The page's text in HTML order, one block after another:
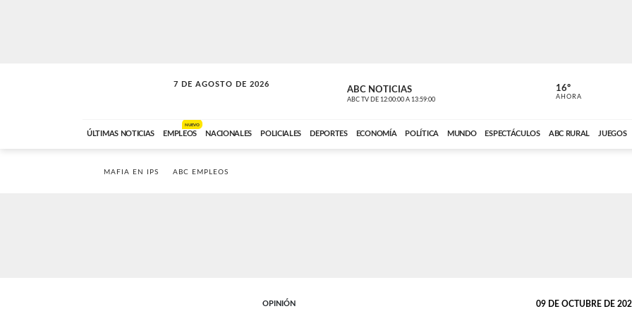
7 DE AGOSTO DE 2026
A DE LA TARDE ABC NOTICIAS
ABC TV DE 12:00:00 A 13:59:00 ABC CARDINAL
16º
AHORA
ÚLTIMAS NOTICIAS EMPLEOS
NUEVO
NACIONALES POLICIALES DEPORTES ECONOMÍA POLÍTICA MUNDO ESPECTÁCULOS ABC RURAL JUEGOS
MAFIA EN IPS ABC EMPLEOS
OPINIÓN 09 DE OCTUBRE DE